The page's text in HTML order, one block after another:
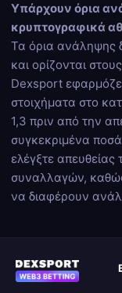
Υπάρχουν όρια
κρυπτογραφικά
Τα όρια ανάληψης
και ορίζονται
Dexsport
στοιχήματα στο
1,3 πριν από την
συγκεκριμένα
ελέγξτε απευθείας
συναλλαγών,
να διαφέρουν